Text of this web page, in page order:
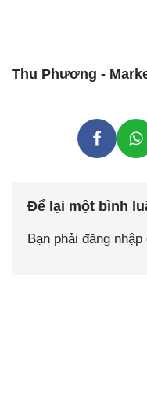
Thu Phương -
Để lại một bình
Bạn phải đăng nhập